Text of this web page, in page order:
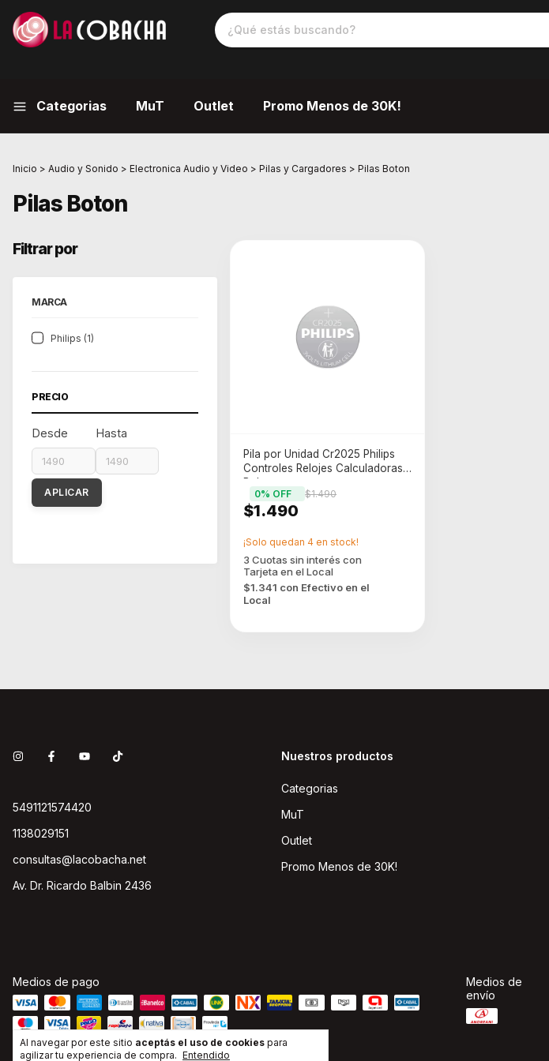
Categorias MuT Outlet Promo Menos de 30K!
Al navegar por este sitio aceptás el uso de cookies para
agilizar tu experiencia de compra. Entendido
Inicio > Audio y Sonido > Electronica Audio y Video > Pilas y Cargadores > Pilas Boton
Pilas Boton
Filtrar por
MARCA
Philips (1)
PRECIO
Desde Hasta
APLICAR
Pila por Unidad Cr2025 Philips
Controles Relojes Calculadoras
Balanzas
$1.490
$1.490
0% OFF
$1.341 con Efectivo en el
Local
¡Solo quedan4 en stock!
5491121574420
1138029151
consultas@lacobacha.net
Av. Dr. Ricardo Balbin 2436
Nuestros productos
Categorias
MuT
Outlet
Promo Menos de 30K!
Medios de pago
Medios de
envío